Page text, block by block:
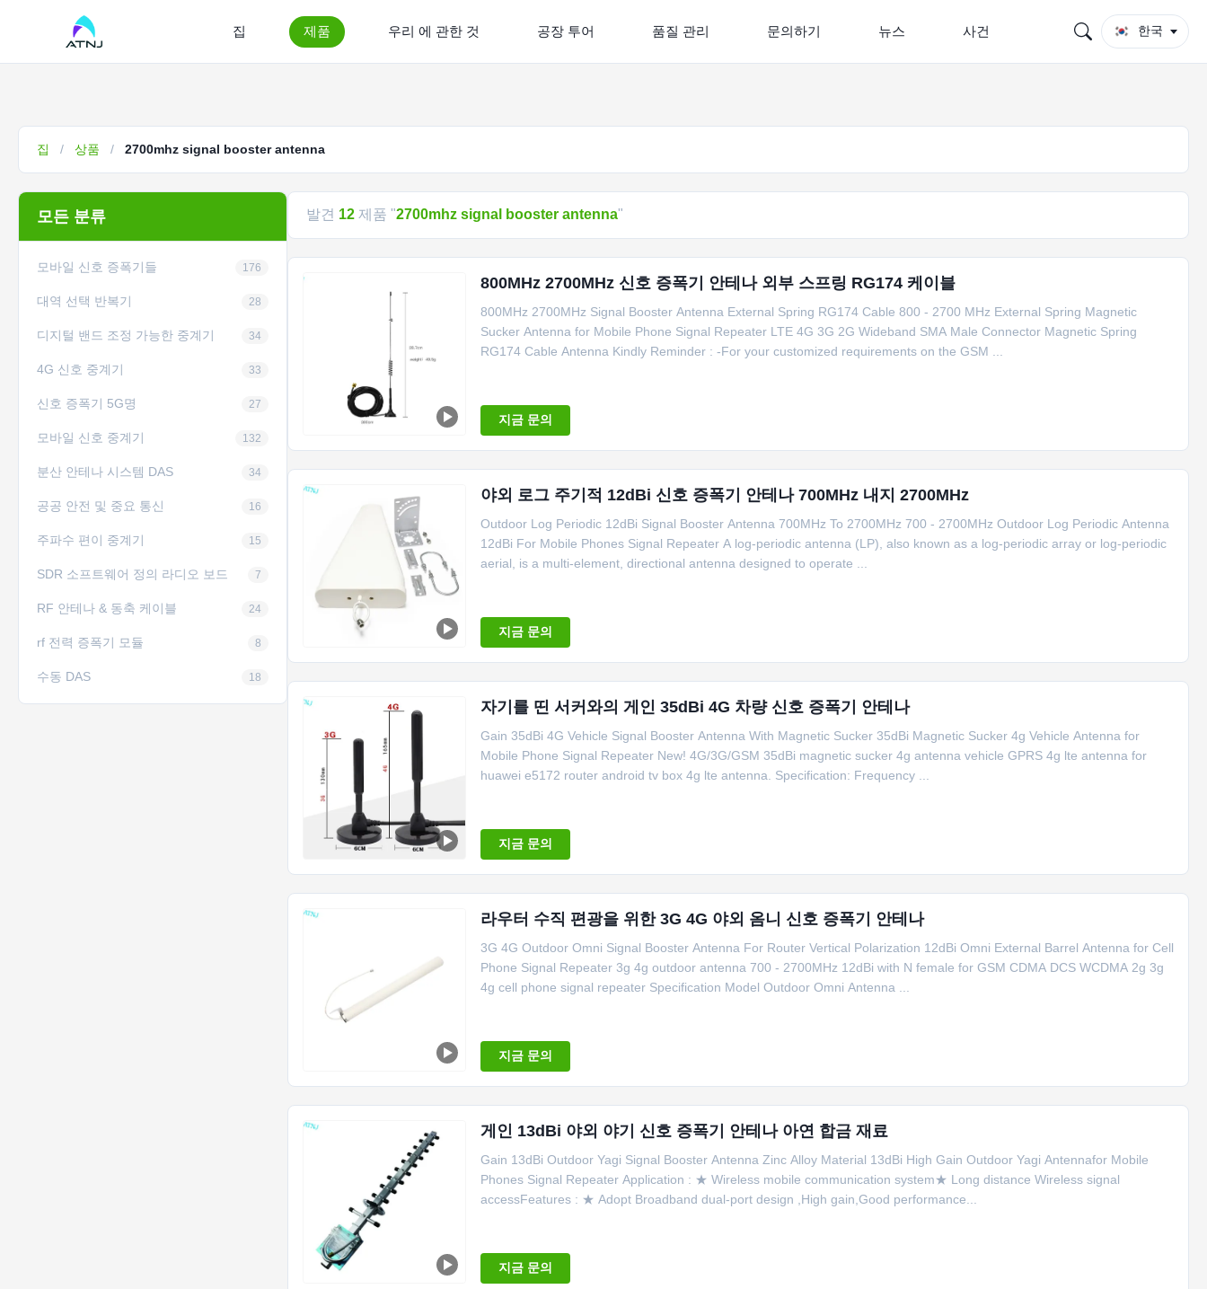
집 제품 우리 에 관한 것 공장 투어 품질 관리 문의하기 뉴스 사건 한국
집 / 상품 / 2700mhz signal booster antenna
모든 분류
모바일 신호 증폭기들 176
대역 선택 반복기 28
디지털 밴드 조정 가능한 중계기 34
4G 신호 중계기 33
신호 증폭기 5G명 27
모바일 신호 중계기 132
분산 안테나 시스템 DAS 34
공공 안전 및 중요 통신 16
주파수 편이 중계기 15
SDR 소프트웨어 정의 라디오 보드 7
RF 안테나 & 동축 케이블 24
rf 전력 증폭기 모듈 8
수동 DAS 18
발견 12 제품 "2700mhz signal booster antenna"
800MHz 2700MHz 신호 증폭기 안테나 외부 스프링 RG174 케이블
800MHz 2700MHz Signal Booster Antenna External Spring RG174 Cable 800 - 2700 MHz External Spring Magnetic
Sucker Antenna for Mobile Phone Signal Repeater LTE 4G 3G 2G Wideband SMA Male Connector Magnetic Spring
RG174 Cable Antenna Kindly Reminder : -For your customized requirements on the GSM ...
지금 문의
야외 로그 주기적 12dBi 신호 증폭기 안테나 700MHz 내지 2700MHz
Outdoor Log Periodic 12dBi Signal Booster Antenna 700MHz To 2700MHz 700 - 2700MHz Outdoor Log Periodic Antenna
12dBi For Mobile Phones Signal Repeater A log-periodic antenna (LP), also known as a log-periodic array or log-periodic
aerial, is a multi-element, directional antenna designed to operate ...
지금 문의
자기를 띤 서커와의 게인 35dBi 4G 차량 신호 증폭기 안테나
Gain 35dBi 4G Vehicle Signal Booster Antenna With Magnetic Sucker 35dBi Magnetic Sucker 4g Vehicle Antenna for
Mobile Phone Signal Repeater New! 4G/3G/GSM 35dBi magnetic sucker 4g antenna vehicle GPRS 4g lte antenna for
huawei e5172 router android tv box 4g lte antenna. Specification: Frequency ...
지금 문의
라우터 수직 편광을 위한 3G 4G 야외 옴니 신호 증폭기 안테나
3G 4G Outdoor Omni Signal Booster Antenna For Router Vertical Polarization 12dBi Omni External Barrel Antenna for Cell
Phone Signal Repeater 3g 4g outdoor antenna 700 - 2700MHz 12dBi with N female for GSM CDMA DCS WCDMA 2g 3g
4g cell phone signal repeater Specification Model Outdoor Omni Antenna ...
지금 문의
게인 13dBi 야외 야기 신호 증폭기 안테나 아연 합금 재료
Gain 13dBi Outdoor Yagi Signal Booster Antenna Zinc Alloy Material 13dBi High Gain Outdoor Yagi Antennafor Mobile
Phones Signal Repeater Application : ★ Wireless mobile communication system★ Long distance Wireless signal
accessFeatures : ★ Adopt Broadband dual-port design ,High gain,Good performance...
지금 문의